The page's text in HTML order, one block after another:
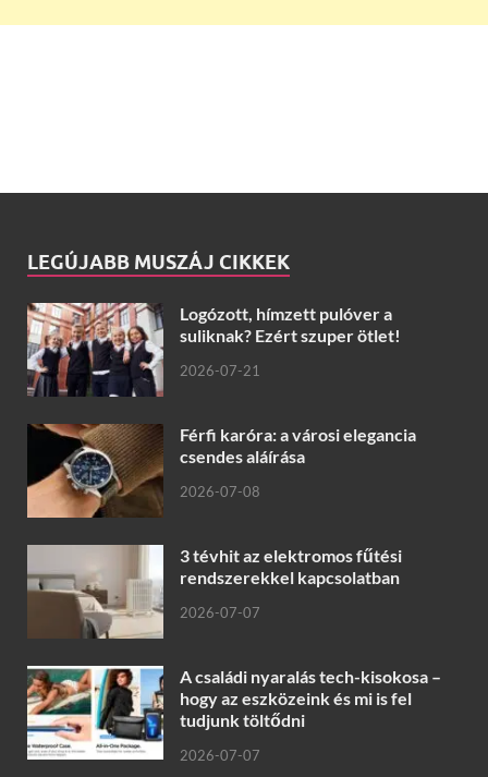
LEGÚJABB MUSZÁJ CIKKEK
Logózott, hímzett pulóver a
suliknak? Ezért szuper ötlet!
2026-07-21
Férfi karóra: a városi elegancia
csendes aláírása
2026-07-08
3 tévhit az elektromos fűtési
rendszerekkel kapcsolatban
2026-07-07
A családi nyaralás tech-kisokosa –
hogy az eszközeink és mi is fel
tudjunk töltődni
2026-07-07